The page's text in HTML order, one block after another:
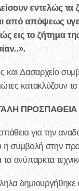
εντελώς τα
από απόψεως
εις το ζήτημα
και Δασαρχείο
κατακλύζουν
ΠΡΟΣΠΑΘΕΙΑ
για την
η συμβολή στην
τα ανύπαρκτα
δημιουργήθηκε